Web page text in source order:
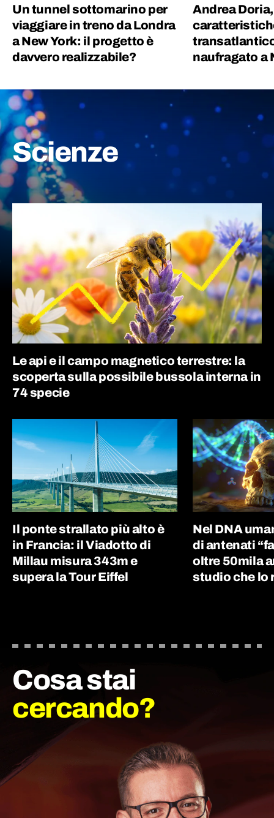
Un tunnel sottomarino per
viaggiare in treno da Londra
a New York: il progetto è
davvero realizzabile?
Andrea
naufragato a
Scienze
Le api e il campo magnetico terrestre: la
scoperta sulla possibile bussola interna in
74 specie
Il ponte strallato più alto è
in Francia: il Viadotto di
Millau misura 343m e
supera la Tour Eiffel
Nel DNA
di antenati
oltre 50mila
studio che lo
Cosa stai
cercando?